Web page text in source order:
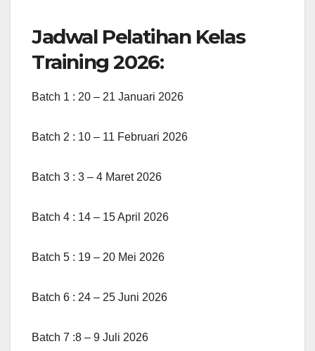
Jadwal Pelatihan Kelas
Training 2026:
Batch 1 : 20 – 21 Januari 2026
Batch 2 : 10 – 11 Februari 2026
Batch 3 : 3 – 4 Maret 2026
Batch 4 : 14 – 15 April 2026
Batch 5 : 19 – 20 Mei 2026
Batch 6 : 24 – 25 Juni 2026
Batch 7 :8 – 9 Juli 2026